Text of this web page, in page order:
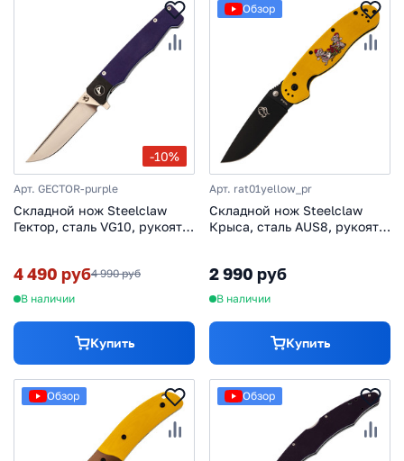
-10%
Арт. GECTOR-purple
Складной нож Steelclaw
Гектор, сталь VG10, рукоять
4 490 руб4 990 руб
В наличии
Купить
Обзор
Арт. rat01yellow_pr
Складной нож Steelclaw
Крыса, сталь AUS8, рукоять
2 990 руб
В наличии
Купить
Обзор Обзор